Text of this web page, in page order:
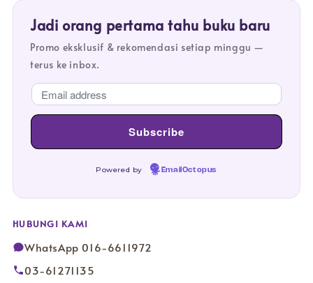
Jadi orang pertama tahu buku baru
Promo eksklusif & rekomendasi setiap minggu —
terus ke inbox.
Powered by EmailOctopus
HUBUNGI KAMI
WhatsApp 016-6611972
03-61271135